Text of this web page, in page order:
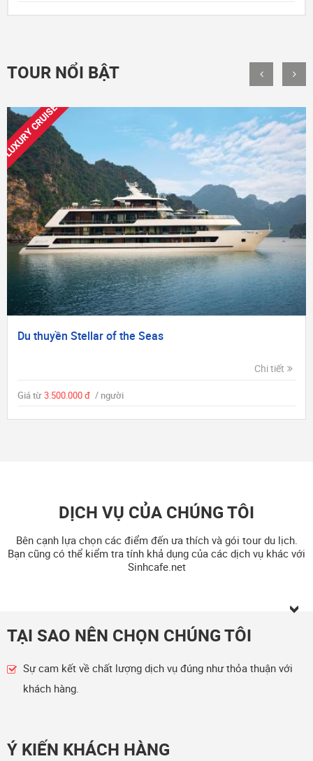
TOUR NỔI BẬT
LUXURY CRUISE
Du thuyền Stellar of the Seas
Chi tiết
Giá từ 3.500.000 đ / người
DỊCH VỤ CỦA CHÚNG TÔI
Bên cạnh lựa chọn các điểm đến ưa thích và gói tour du lịch.
Bạn cũng có thể kiểm tra tính khả dụng của các dịch vụ khác với
Sinhcafe.net
TẠI SAO NÊN CHỌN CHÚNG TÔI
Sự cam kết về chất lượng dịch vụ đúng như thỏa thuận với
khách hàng.
Ý KIẾN KHÁCH HÀNG